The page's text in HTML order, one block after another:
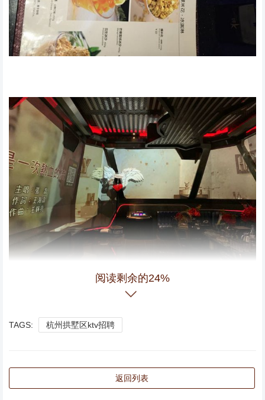
吃很好吃，就是觉得唱歌的时间比较短，能再长一点时间就
杭州收入高的ktv招聘包厢公主,好上班吗？ 优惠的时候去很
阅读剩余的24%
TAGS: 杭州拱墅区ktv招聘
返回列表